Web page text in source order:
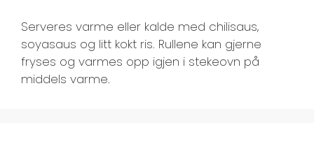
Serveres varme eller kalde med chilisaus,
soyasaus og litt kokt ris. Rullene kan gjerne
fryses og varmes opp igjen i stekeovn på
middels varme.